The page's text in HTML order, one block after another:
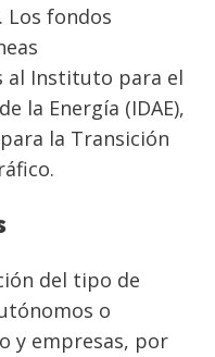
Los fondos
al Instituto para el
la Energía (IDAE),
la Transición
del tipo de
o
y empresas, por